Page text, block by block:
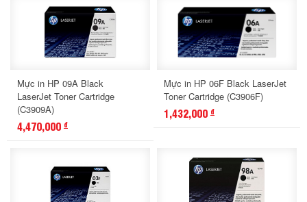
Mực in HP 09A Black
LaserJet Toner Cartridge
(C3909A)
4,470,000 đ
Mực in HP 06F Black LaserJet
Toner Cartridge (C3906F)
1,432,000 đ